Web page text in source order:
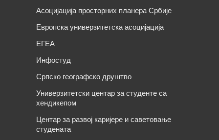
Асоцијација просторних планера Србије
Европска универзитетска асоцијација
ЕГЕА
Инфостуд
Српско географско друштво
Универзитетски центар за студенте са
хендикепом
Центар за развој каријере и саветовање
студената